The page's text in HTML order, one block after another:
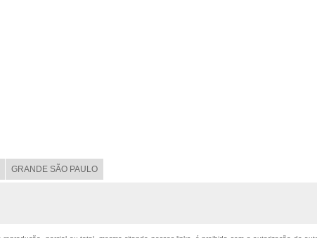
GRANDE SÃO PAULO